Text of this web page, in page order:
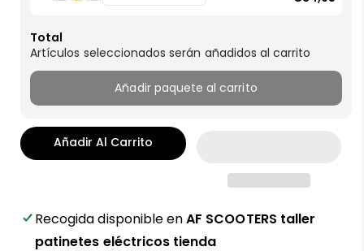
Total
Artículos seleccionados serán añadidos al carrito
Añadir paquete al carrito
Añadir Al Carrito
Recogida disponible enAF SCOOTERS taller
patinetes eléctricos tienda